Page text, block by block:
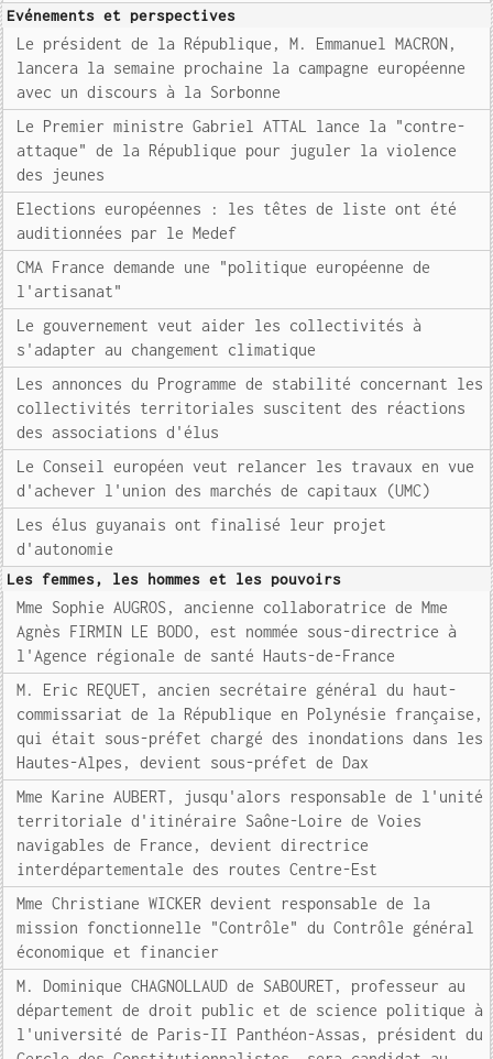
Evénements et perspectives
Le président de la République, M. Emmanuel MACRON,
lancera la semaine prochaine la campagne européenne
avec un discours à la Sorbonne
Le Premier ministre Gabriel ATTAL lance la "contre-
attaque" de la République pour juguler la violence
des jeunes
Elections européennes : les têtes de liste ont été
auditionnées par le Medef
CMA France demande une "politique européenne de
l'artisanat"
Le gouvernement veut aider les collectivités à
s'adapter au changement climatique
Les annonces du Programme de stabilité concernant les
collectivités territoriales suscitent des réactions
des associations d'élus
Le Conseil européen veut relancer les travaux en vue
d'achever l'union des marchés de capitaux (UMC)
Les élus guyanais ont finalisé leur projet
d'autonomie
Les femmes, les hommes et les pouvoirs
Mme Sophie AUGROS, ancienne collaboratrice de Mme
Agnès FIRMIN LE BODO, est nommée sous-directrice à
l'Agence régionale de santé Hauts-de-France
M. Eric REQUET, ancien secrétaire général du haut-
commissariat de la République en Polynésie française,
qui était sous-préfet chargé des inondations dans les
Hautes-Alpes, devient sous-préfet de Dax
Mme Karine AUBERT, jusqu'alors responsable de l'unité
territoriale d'itinéraire Saône-Loire de Voies
navigables de France, devient directrice
interdépartementale des routes Centre-Est
Mme Christiane WICKER devient responsable de la
mission fonctionnelle "Contrôle" du Contrôle général
économique et financier
M. Dominique CHAGNOLLAUD de SABOURET, professeur au
département de droit public et de science politique à
l'université de Paris-II Panthéon-Assas, président du